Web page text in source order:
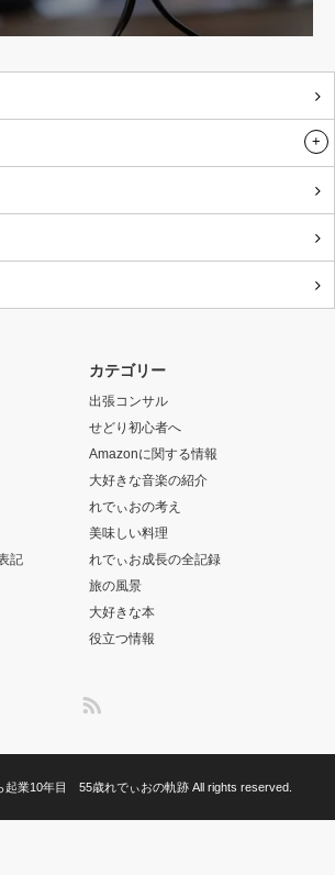
記
カテゴリー
出張コンサル
せどり初心者へ
Amazonに関する情報
大好きな音楽の紹介
れでぃおの考え
美味しい料理
れでぃお成長の全記録
旅の風景
大好きな本
役立つ情報
起業10年目 55歳れでぃおの軌跡 All rights reserved.